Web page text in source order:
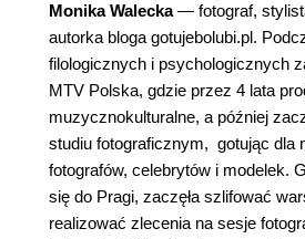
Monika Walecka— fotograf,
autorka bloga gotujebolubi.pl.
filologicznych i psychologicznych
MTV Polska, gdzie przez 4 lata
muzycznokulturalne, a później
studiu fotograficznym, gotując dla
fotografów, celebrytów i modelek.
się do Pragi, zaczęła szlifować
realizować zlecenia na sesje